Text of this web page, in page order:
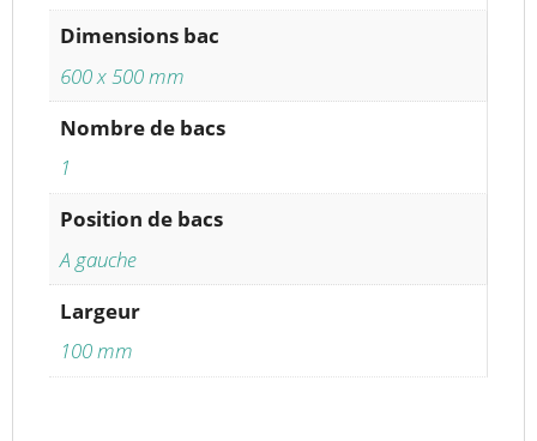
Dimensions bac
600 x 500 mm
Nombre de bacs
1
Position de bacs
A gauche
Largeur
100 mm